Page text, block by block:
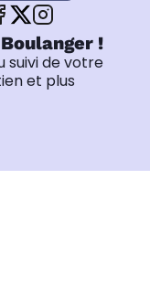
!
suivi de votre
et plus